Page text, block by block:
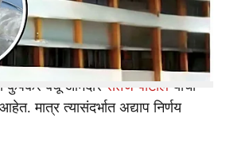
परिषद सदस्य संग्रामसिंह कुपेकर आणि
वेगळा निर्णय घेण्याच्या तयारीत आहेत.
उमेदवारीवरून अडचण निर्माण होईल असा
कुपेकर बंधू आमदार सतेज पाटील यांची
मात्र त्यासंदर्भात अद्याप निर्णय